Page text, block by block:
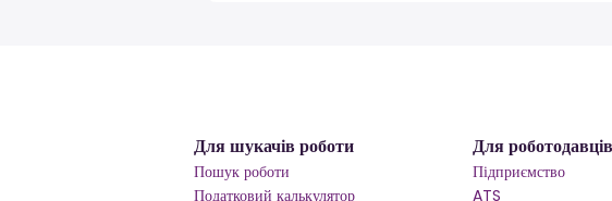
Для шукачів роботи
Пошук роботи
Податковий калькулятор
Для роботодавців
Підприємство
ATS